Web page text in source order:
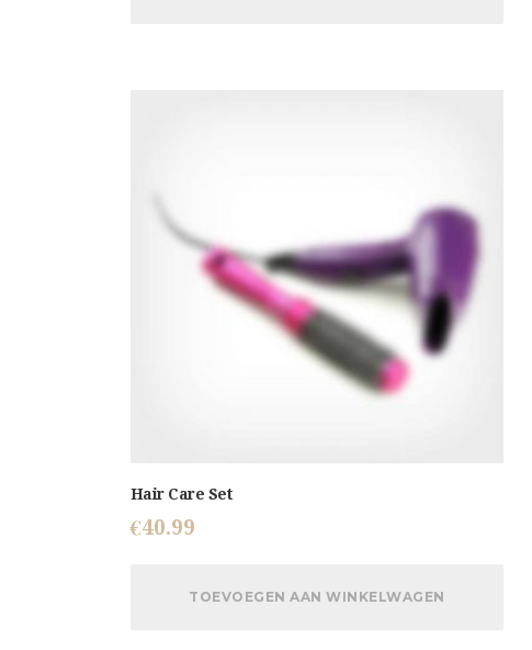
Hair Care Set
€40.99
TOEVOEGEN AAN WINKELWAGEN